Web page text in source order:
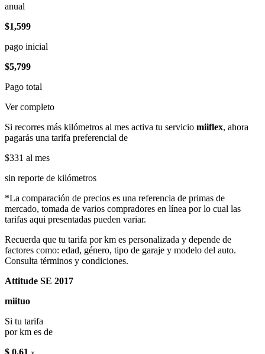
anual
$1,599
pago inicial
$5,799
Pago total
Ver completo
Si recorres más kilómetros al mes activa tu servicio miiflex, ahora
pagarás una tarifa preferencial de
$331 al mes
sin reporte de kilómetros
*La comparación de precios es una referencia de primas de
mercado, tomada de varios compradores en línea por lo cual las
tarifas aqui presentadas pueden variar.
Recuerda que tu tarifa por km es personalizada y depende de
factores como: edad, género, tipo de garaje y modelo del auto.
Consulta términos y condiciones.
Attitude SE 2017
miituo
Si tu tarifa
por km es de
$ 0.61